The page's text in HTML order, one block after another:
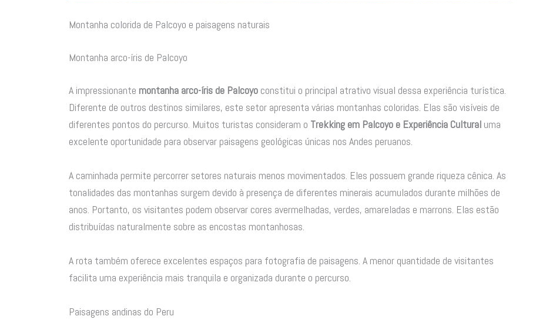
Montanha colorida de Palcoyo e paisagens naturais
Montanha arco-íris de Palcoyo
A impressionante montanha arco-íris de Palcoyo constitui o principal atrativo visual dessa experiência turística.
Diferente de outros destinos similares, este setor apresenta várias montanhas coloridas. Elas são visíveis de
diferentes pontos do percurso. Muitos turistas consideram o Trekking em Palcoyo e Experiência Cultural uma
excelente oportunidade para observar paisagens geológicas únicas nos Andes peruanos.
A caminhada permite percorrer setores naturais menos movimentados. Eles possuem grande riqueza cênica. As
tonalidades das montanhas surgem devido à presença de diferentes minerais acumulados durante milhões de
anos. Portanto, os visitantes podem observar cores avermelhadas, verdes, amareladas e marrons. Elas estão
distribuídas naturalmente sobre as encostas montanhosas.
A rota também oferece excelentes espaços para fotografia de paisagens. A menor quantidade de visitantes
facilita uma experiência mais tranquila e organizada durante o percurso.
Paisagens andinas do Peru